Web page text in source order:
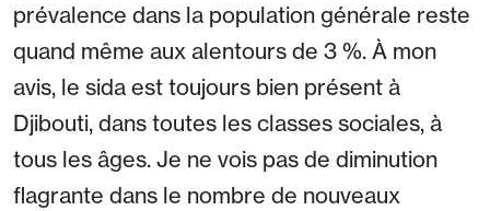
prévalence dans la population générale reste
quand même aux alentours de 3 %. À mon
avis, le sida est toujours bien présent à
Djibouti, dans toutes les classes sociales, à
tous les âges. Je ne vois pas de diminution
flagrante dans le nombre de nouveaux